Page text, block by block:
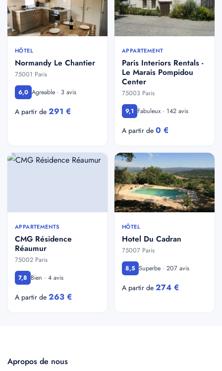
HÔTEL
Normandy Le Chantier
75001 Paris
6,0 Agreable · 3 avis
A partir de 291 €
APPARTEMENT
Paris Interiors Rentals -
Le Marais Pompidou
Center
75003 Paris
9,1 Fabuleux · 142 avis
A partir de 0 €
APPARTEMENTS
CMG Résidence
Réaumur
75002 Paris
7,8 Bien · 4 avis
A partir de 263 €
HÔTEL
Hotel Du Cadran
75007 Paris
8,5 Superbe · 207 avis
A partir de 274 €
Apropos de nous